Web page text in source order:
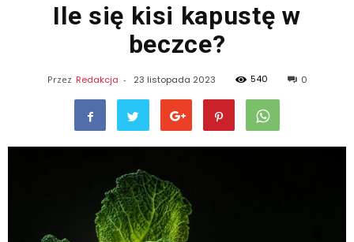
Ile się kisi kapustę w
beczce?
Przez Redakcja - 23 listopada 2023 540 0